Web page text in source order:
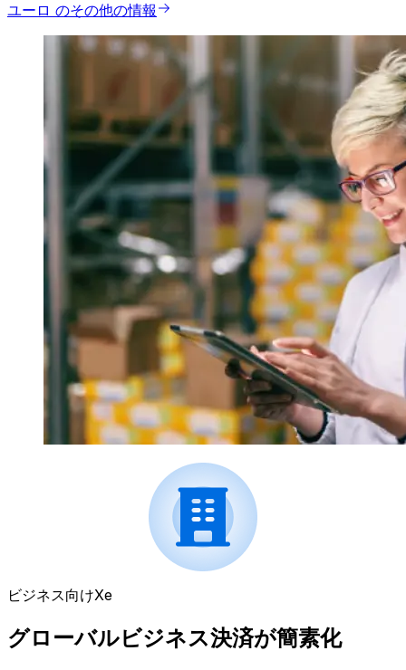
ユーロ のその他の情報
ビジネス向けXe
グローバルビジネス決済が簡素化